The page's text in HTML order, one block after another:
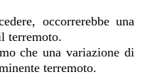
occorrerebbe una
terremoto.
che una variazione di
terremoto.